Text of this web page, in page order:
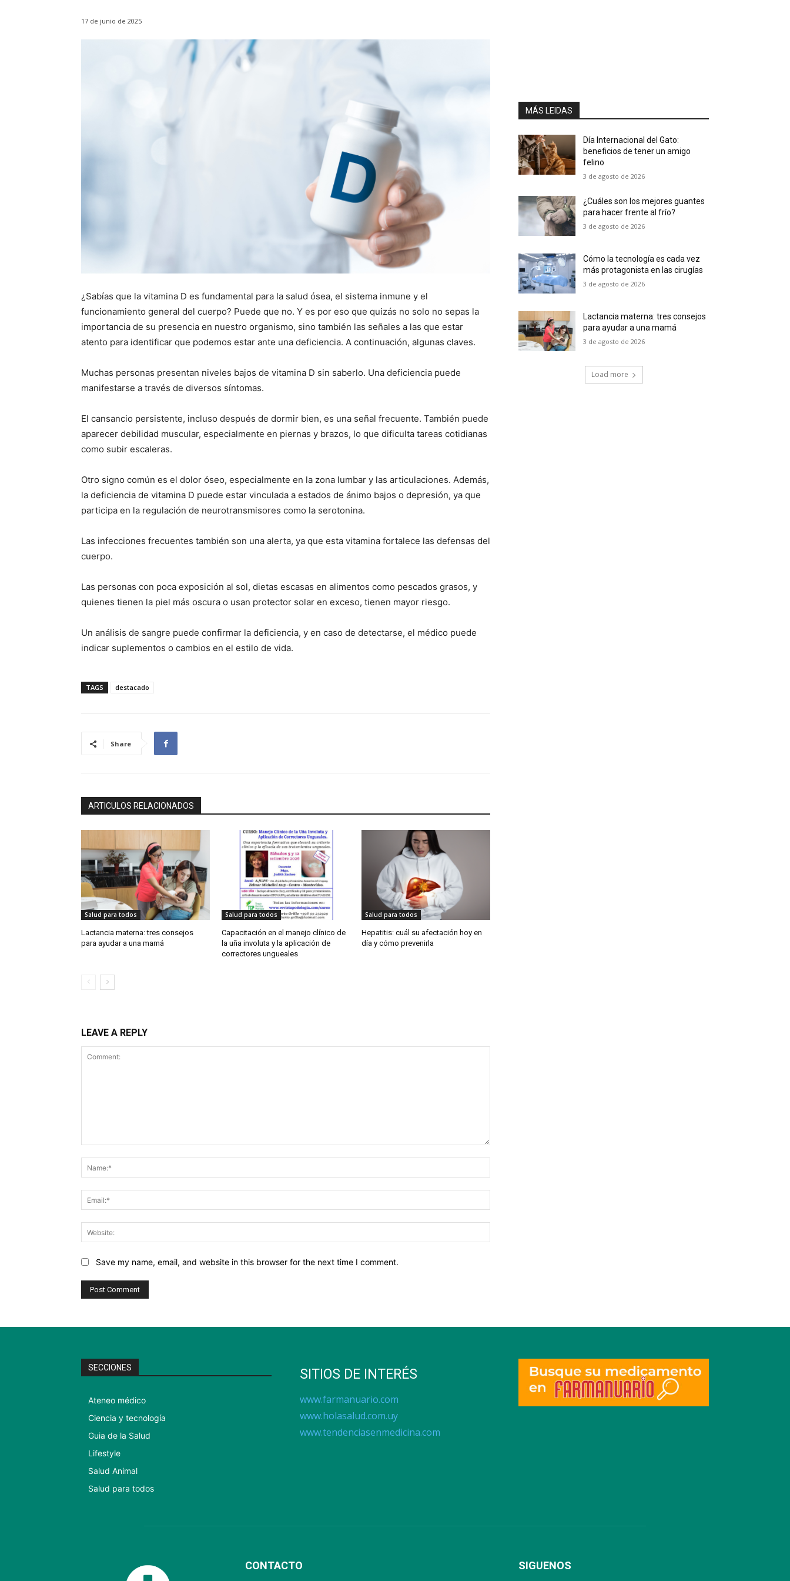
17 de junio de 2025
¿Sabías que la vitamina D es fundamental para la salud ósea, el sistema inmune y el
funcionamiento general del cuerpo? Puede que no. Y es por eso que quizás no solo no sepas la
importancia de su presencia en nuestro organismo, sino también las señales a las que estar
atento para identificar que podemos estar ante una deficiencia. A continuación, algunas claves.
Muchas personas presentan niveles bajos de vitamina D sin saberlo. Una deficiencia puede
manifestarse a través de diversos síntomas.
El cansancio persistente, incluso después de dormir bien, es una señal frecuente. También puede
aparecer debilidad muscular, especialmente en piernas y brazos, lo que dificulta tareas cotidianas
como subir escaleras.
Otro signo común es el dolor óseo, especialmente en la zona lumbar y las articulaciones. Además,
la deficiencia de vitamina D puede estar vinculada a estados de ánimo bajos o depresión, ya que
participa en la regulación de neurotransmisores como la serotonina.
Las infecciones frecuentes también son una alerta, ya que esta vitamina fortalece las defensas del
cuerpo.
Las personas con poca exposición al sol, dietas escasas en alimentos como pescados grasos, y
quienes tienen la piel más oscura o usan protector solar en exceso, tienen mayor riesgo.
Un análisis de sangre puede confirmar la deficiencia, y en caso de detectarse, el médico puede
indicar suplementos o cambios en el estilo de vida.
TAGS destacado
Share
ARTICULOS RELACIONADOS
Salud para todos
Lactancia materna: tres consejos
para ayudar a una mamá
Salud para todos
Capacitación en el manejo clínico de
la uña involuta y la aplicación de
correctores ungueales
Salud para todos
Hepatitis: cuál su afectación hoy en
día y cómo prevenirla
LEAVE A REPLY
Save my name, email, and website in this browser for the next time I comment.
MÁS LEIDAS
Día Internacional del Gato:
beneficios de tener un amigo
felino
3 de agosto de 2026
¿Cuáles son los mejores guantes
para hacer frente al frío?
3 de agosto de 2026
Cómo la tecnología es cada vez
más protagonista en las cirugías
3 de agosto de 2026
Lactancia materna: tres consejos
para ayudar a una mamá
3 de agosto de 2026
Load more
SECCIONES
Ateneo médico
Ciencia y tecnología
Guia de la Salud
Lifestyle
Salud Animal
Salud para todos
SITIOS DE INTERÉS
www.farmanuario.com
www.holasalud.com.uy
www.tendenciasenmedicina.com
CONTACTO SIGUENOS